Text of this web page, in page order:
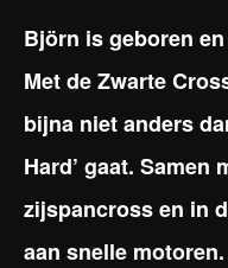
Björn is geboren
Met de Zwarte
bijna niet anders
Hard’ gaat. Samen
zijspancross en in
aan snelle